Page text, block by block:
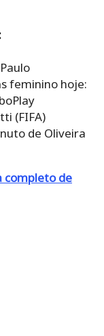
feminino hoje:
(FIFA)
de Oliveira
completo de